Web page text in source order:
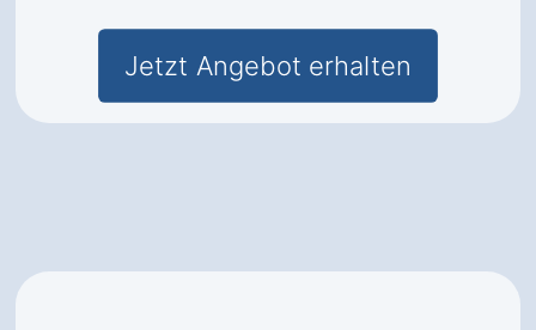
Jetzt Angebot erhalten